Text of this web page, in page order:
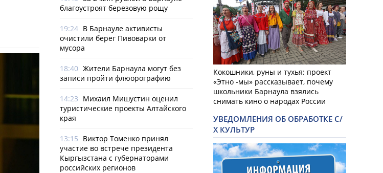
благоустроят березовую рощу
19:24 В Барнауле активисты
очистили берег Пивоварки от
мусора
18:40 Жители Барнаула могут без
записи пройти флюорографию
14:23 Михаил Мишустин оценил
туристические проекты Алтайского
края
13:15 Виктор Томенко принял
участие во встрече президента
Кыргызстана с губернаторами
российских регионов
Кокошники, руны и тухья: проект
«Этно -мы» рассказывает, почему
школьники Барнаула взялись
снимать кино о народах России
УВЕДОМЛЕНИЯ ОБ ОБРАБОТКЕ С/
Х КУЛЬТУР